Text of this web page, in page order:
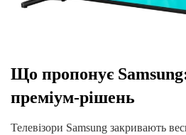
Що пропонує
преміум-рішень
Телевізори Samsung закривають